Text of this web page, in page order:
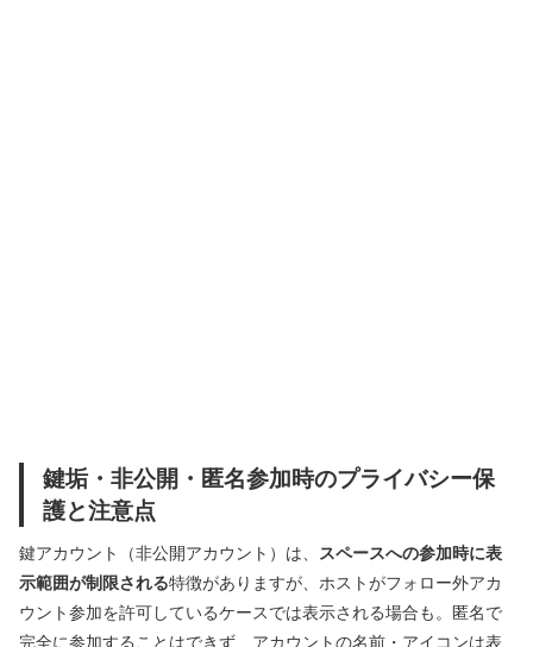
鍵垢・非公開・匿名参加時のプライバシー保
護と注意点
鍵アカウント（非公開アカウント）は、
スペースへの参加時に表
示範囲が制限される特徴がありますが、ホストがフォロー外アカ
ウント参加を許可しているケースでは表示される場合も。匿名で
完全に参加することはできず、アカウントの名前・アイコンは表